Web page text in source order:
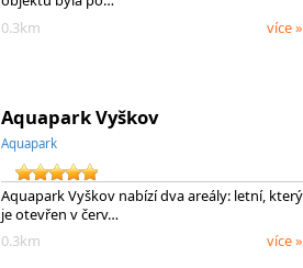
0.3km
více »
Aquapark Vyškov
Aquapark
Aquapark Vyškov nabízí dva areály: letní, který
je otevřen v červ…
0.3km
více »